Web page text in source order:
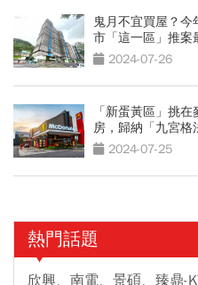
鬼月不宜買屋？
市「這一區」推案
2024-07-26
「新蛋黃區」挑
房，歸納「九宮格
2024-07-25
熱門話題
欣興、南電、景碩、臻鼎-